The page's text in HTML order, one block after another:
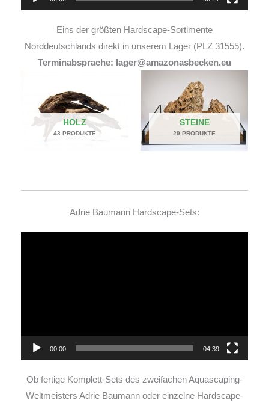
Eins der größten Hardscape-Sortimente
Norddeutschlands direkt in unserem Lager (PLZ 31555).
Terminabsprache: lager@amazonasbecken.eu
HOLZ
43 PRODUKTE
STEINE
29 PRODUKTE
Adrie Baumann Hardscape-Sets:
00:00 04:39
Ob fertige Komplett-Sets des zweifachen Aquascaping-
Weltmeisters Adrie Baumann oder einzelne Hardscape-